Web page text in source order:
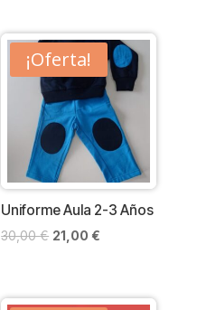
¡Oferta!
Uniforme Aula 2-3 Años
30,00€ El
era:
21,00 €
es: